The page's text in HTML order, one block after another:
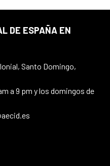
DE ESPAÑA EN
Santo Domingo,
a 9 pm y los domingos de